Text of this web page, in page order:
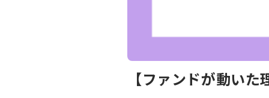
【ファンドが動い